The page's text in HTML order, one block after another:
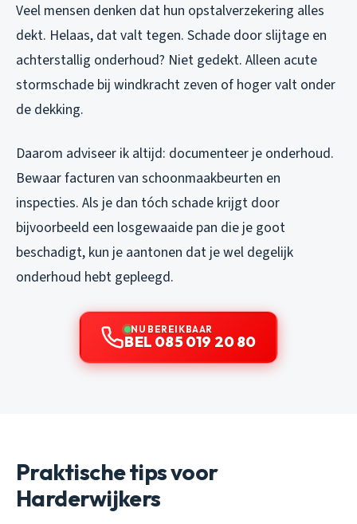
Veel mensen denken dat hun opstalverzekering alles
dekt. Helaas, dat valt tegen. Schade door slijtage en
achterstallig onderhoud? Niet gedekt. Alleen acute
stormschade bij windkracht zeven of hoger valt onder
de dekking.
Daarom adviseer ik altijd: documenteer je onderhoud.
Bewaar facturen van schoonmaakbeurten en
inspecties. Als je dan tóch schade krijgt door
bijvoorbeeld een losgewaaide pan die je goot
beschadigt, kun je aantonen dat je wel degelijk
onderhoud hebt gepleegd.
NU BEREIKBAAR
BEL 085 019 20 80
Praktische tips voor
Harderwijkers